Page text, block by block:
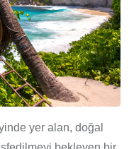
yer alan, doğal